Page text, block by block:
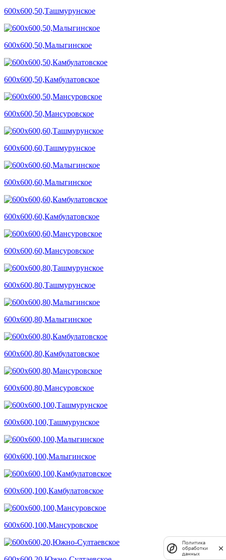
600х600,50,Ташмурунское
600х600,50,Малыгинское
600х600,50,Камбулатовское
600х600,50,Мансуровское
600х600,60,Ташмурунское
600х600,60,Малыгинское
600х600,60,Камбулатовское
600х600,60,Мансуровское
600х600,80,Ташмурунское
600х600,80,Малыгинское
600х600,80,Камбулатовское
600х600,80,Мансуровское
600х600,100,Ташмурунское
600х600,100,Малыгинское
600х600,100,Камбулатовское
600х600,100,Мансуровское
Политика
обработки
данных